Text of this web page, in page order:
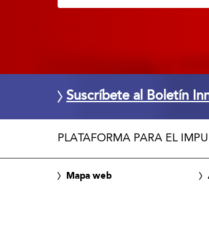
Suscríbete al Boletín
PLATAFORMA PARA EL
Mapa web